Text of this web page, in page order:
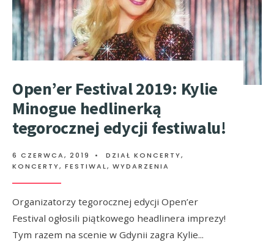
Open’er Festival 2019: Kylie
Minogue hedlinerką
tegorocznej edycji festiwalu!
6 CZERWCA, 2019 • DZIAŁ KONCERTY,
KONCERTY, FESTIWAL, WYDARZENIA
Organizatorzy tegorocznej edycji Open’er
Festival ogłosili piątkowego headlinera imprezy!
Tym razem na scenie w Gdynii zagra Kylie...